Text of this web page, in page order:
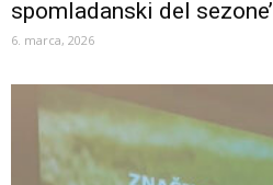
spomladanski del sezone’
6. marca, 2026